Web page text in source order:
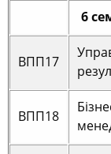
6
ВПП17
ВПП18